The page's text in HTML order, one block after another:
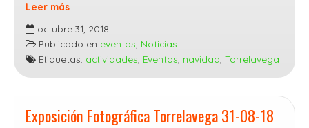
Leer más
At0ab
estará
en
Rosa
Navidad
2018
octubre 31, 2018
Publicado en eventos Noticias
Etiquetas: actividades Eventos navidad Torrelavega
Exposición Fotográfica Torrelavega 31-08-18